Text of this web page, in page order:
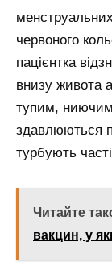
червоного
пацієнтка
внизу живота
тупим, ниючим.
здавлюються
турбують
Читайте
вакцин, у